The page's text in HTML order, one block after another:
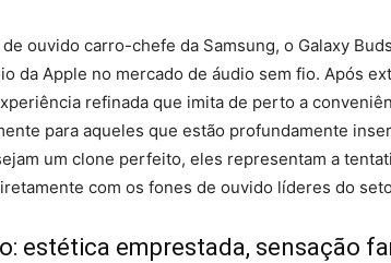
ouvido carro-chefe da Samsung, o Galaxy
da Apple no mercado de áudio sem fio. Após
refinada que imita de perto a
para aqueles que estão profundamente
um clone perfeito, eles representam a
com os fones de ouvido líderes do
estética emprestada, sensação